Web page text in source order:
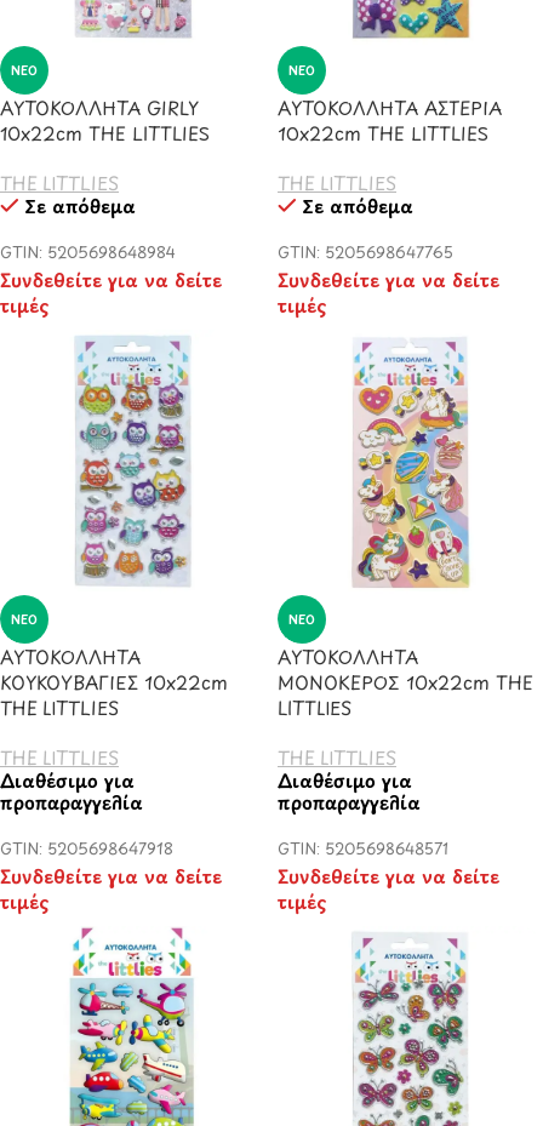
ΝΈΟ
ΑΥΤΟΚΟΛΛΗΤΑ GIRLY
10x22cm THE LITTLIES
THE LITTLIES
Σε απόθεμα
GTIN: 5205698648984
Συνδεθείτε για να δείτε
τιμές
ΝΈΟ
ΑΥΤΟΚΟΛΛΗΤΑ ΑΣΤΕΡΙΑ
10x22cm THE LITTLIES
THE LITTLIES
Σε απόθεμα
GTIN: 5205698647765
Συνδεθείτε για να δείτε
τιμές
ΝΈΟ
ΑΥΤΟΚΟΛΛΗΤΑ
ΚΟΥΚΟΥΒΑΓΙΕΣ 10x22cm
THE LITTLIES
THE LITTLIES
Διαθέσιμο για
προπαραγγελία
GTIN: 5205698647918
Συνδεθείτε για να δείτε
τιμές
ΝΈΟ
ΑΥΤΟΚΟΛΛΗΤΑ
ΜΟΝΟΚΕΡΟΣ 10x22cm THE
LITTLIES
THE LITTLIES
Διαθέσιμο για
προπαραγγελία
GTIN: 5205698648571
Συνδεθείτε για να δείτε
τιμές